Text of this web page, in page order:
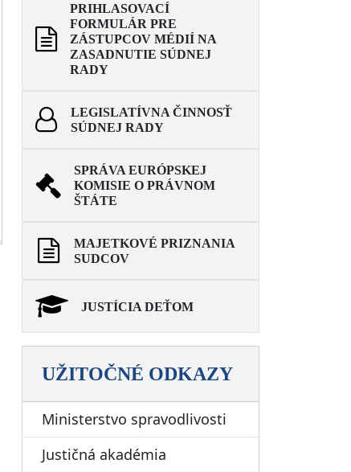
PRIHLASOVACÍ
FORMULÁR PRE
ZÁSTUPCOV MÉDIÍ NA
ZASADNUTIE SÚDNEJ
RADY
LEGISLATÍVNA ČINNOSŤ
SÚDNEJ RADY
SPRÁVA EURÓPSKEJ
KOMISIE O PRÁVNOM
ŠTÁTE
MAJETKOVÉ PRIZNANIA
SUDCOV
JUSTÍCIA DEŤOM
UŽITOČNÉ ODKAZY
Ministerstvo spravodlivosti
Justičná akadémia